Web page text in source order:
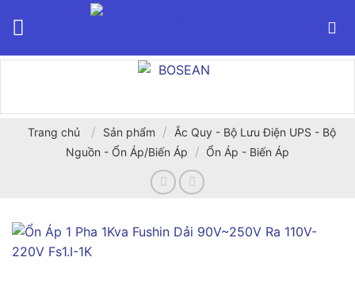
Trang chủ / Sản phẩm /
Ắc Quy - Bộ Lưu Điện UPS - Bộ
Nguồn - Ổn Áp/Biến Áp
/ Ổn Áp - Biến Áp